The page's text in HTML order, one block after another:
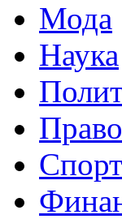
Мода
Наука
Право
Спорт